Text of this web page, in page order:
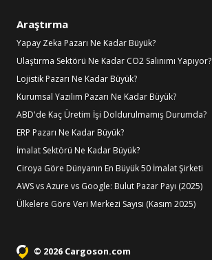
Araştırma
Yapay Zeka Pazarı Ne Kadar Büyük?
Ulaştırma Sektörü Ne Kadar CO2 Salınımı Yapıyor?
Lojistik Pazarı Ne Kadar Büyük?
Kurumsal Yazılım Pazarı Ne Kadar Büyük?
ABD'de Kaç Üretim İşi Doldurulmamış Durumda?
ERP Pazarı Ne Kadar Büyük?
İmalat Sektörü Ne Kadar Büyük?
Ciroya Göre Dünyanın En Büyük 50 İmalat Şirketi
AWS vs Azure vs Google: Bulut Pazar Payı (2025)
Ülkelere Göre Veri Merkezi Sayısı (Kasım 2025)
© 2026 Cargoson.com